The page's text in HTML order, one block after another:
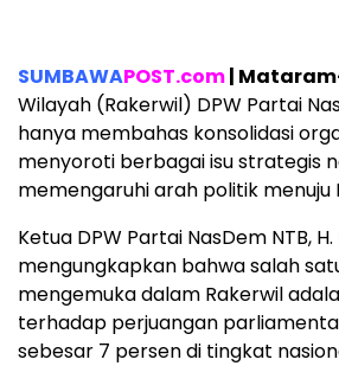
SUMBAWAPOST.com|
Wilayah (Rakerwil) DPW Partai
hanya membahas konsolidasi
menyoroti berbagai isu strategis
memengaruhi arah politik menuju
Ketua DPW Partai NasDem NTB,
mengungkapkan bahwa salah
mengemuka dalam Rakerwil
terhadap perjuangan
sebesar 7 persen di tingkat